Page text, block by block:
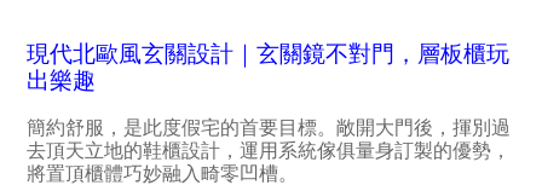
現代北歐風玄關設計｜玄關鏡不對門，層板櫃玩
出樂趣
簡約舒服，是此度假宅的首要目標。敞開大門後，揮別過
去頂天立地的鞋櫃設計，運用系統傢俱量身訂製的優勢，
將置頂櫃體巧妙融入畸零凹槽。